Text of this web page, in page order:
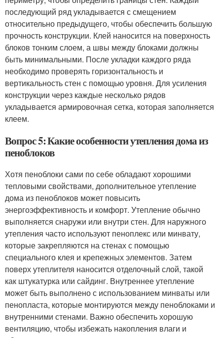
последующий ряд укладывается с смещением
относительно предыдущего, чтобы обеспечить большую
прочность конструкции. Клей наносится на поверхность
блоков тонким слоем, а швы между блоками должны
быть минимальными. После укладки каждого ряда
необходимо проверять горизонтальность и
вертикальность стен с помощью уровня. Для усиления
конструкции через каждые несколько рядов
укладывается армировочная сетка, которая заполняется
клеем.
Вопрос 5: Какие особенности утепления дома из
пеноблоков
Хотя пеноблоки сами по себе обладают хорошими
тепловыми свойствами, дополнительное утепление
дома из пеноблоков может повысить
энергоэффективность и комфорт. Утепление обычно
выполняется снаружи или внутри стен. Для наружного
утепления часто используют пеноплекс или минвату,
которые закрепляются на стенах с помощью
специального клея и крепежных элементов. Затем
поверх утеплителя наносится отделочный слой, такой
как штукатурка или сайдинг. Внутреннее утепление
может быть выполнено с использованием минваты или
пенопласта, которые монтируются между пеноблоками и
внутренними стенами. Важно обеспечить хорошую
вентиляцию, чтобы избежать накопления влаги и